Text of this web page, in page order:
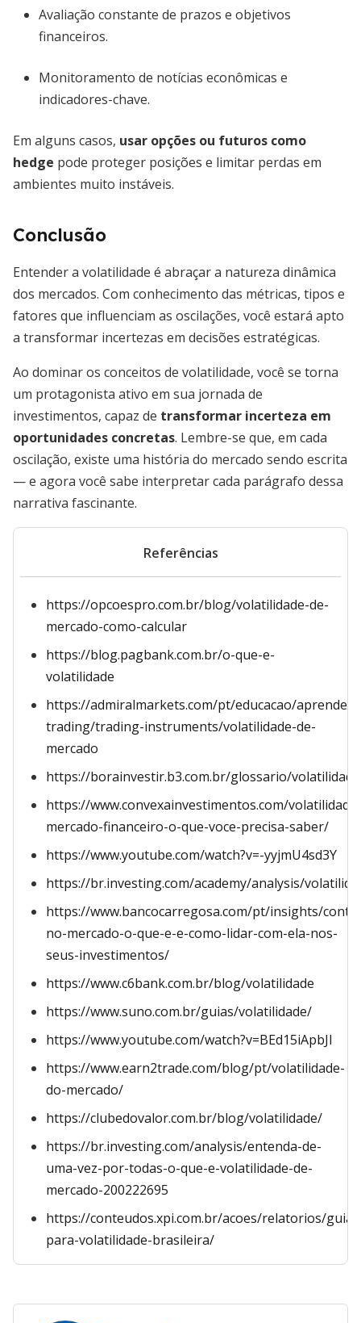
Avaliação constante de prazos e objetivos
financeiros.
Monitoramento de notícias econômicas e
indicadores-chave.
Em alguns casos, usar opções ou futuros como
hedge pode proteger posições e limitar perdas em
ambientes muito instáveis.
Conclusão
Entender a volatilidade é abraçar a natureza dinâmica
dos mercados. Com conhecimento das métricas, tipos e
fatores que influenciam as oscilações, você estará apto
a transformar incertezas em decisões estratégicas.
Ao dominar os conceitos de volatilidade, você se torna
um protagonista ativo em sua jornada de
investimentos, capaz de transformar incerteza em
oportunidades concretas. Lembre-se que, em cada
oscilação, existe uma história do mercado sendo escrita
— e agora você sabe interpretar cada parágrafo dessa
narrativa fascinante.
Referências
https://opcoespro.com.br/blog/volatilidade-de-
mercado-como-calcular
https://blog.pagbank.com.br/o-que-e-
volatilidade
https://admiralmarkets.com/pt/educacao/aprender-
trading/trading-instruments/volatilidade-de-
mercado
https://borainvestir.b3.com.br/glossario/
https://www.convexainvestimentos.com/volatilidade-
mercado-financeiro-o-que-voce-precisa-saber/
https://www.youtube.com/watch?v=-yyjmU4sd3Y
https://br.investing.com/academy/analysis/
https://www.bancocarregosa.com/pt/insights/
no-mercado-o-que-e-e-como-lidar-com-ela-nos-
seus-investimentos/
https://www.c6bank.com.br/blog/volatilidade
https://www.suno.com.br/guias/volatilidade/
https://www.youtube.com/watch?v=BEd15iApbJI
https://www.earn2trade.com/blog/pt/volatilidade-
do-mercado/
https://clubedovalor.com.br/blog/volatilidade/
https://br.investing.com/analysis/entenda-de-
uma-vez-por-todas-o-que-e-volatilidade-de-
mercado-200222695
https://conteudos.xpi.com.br/acoes/relatorios/guia-
para-volatilidade-brasileira/